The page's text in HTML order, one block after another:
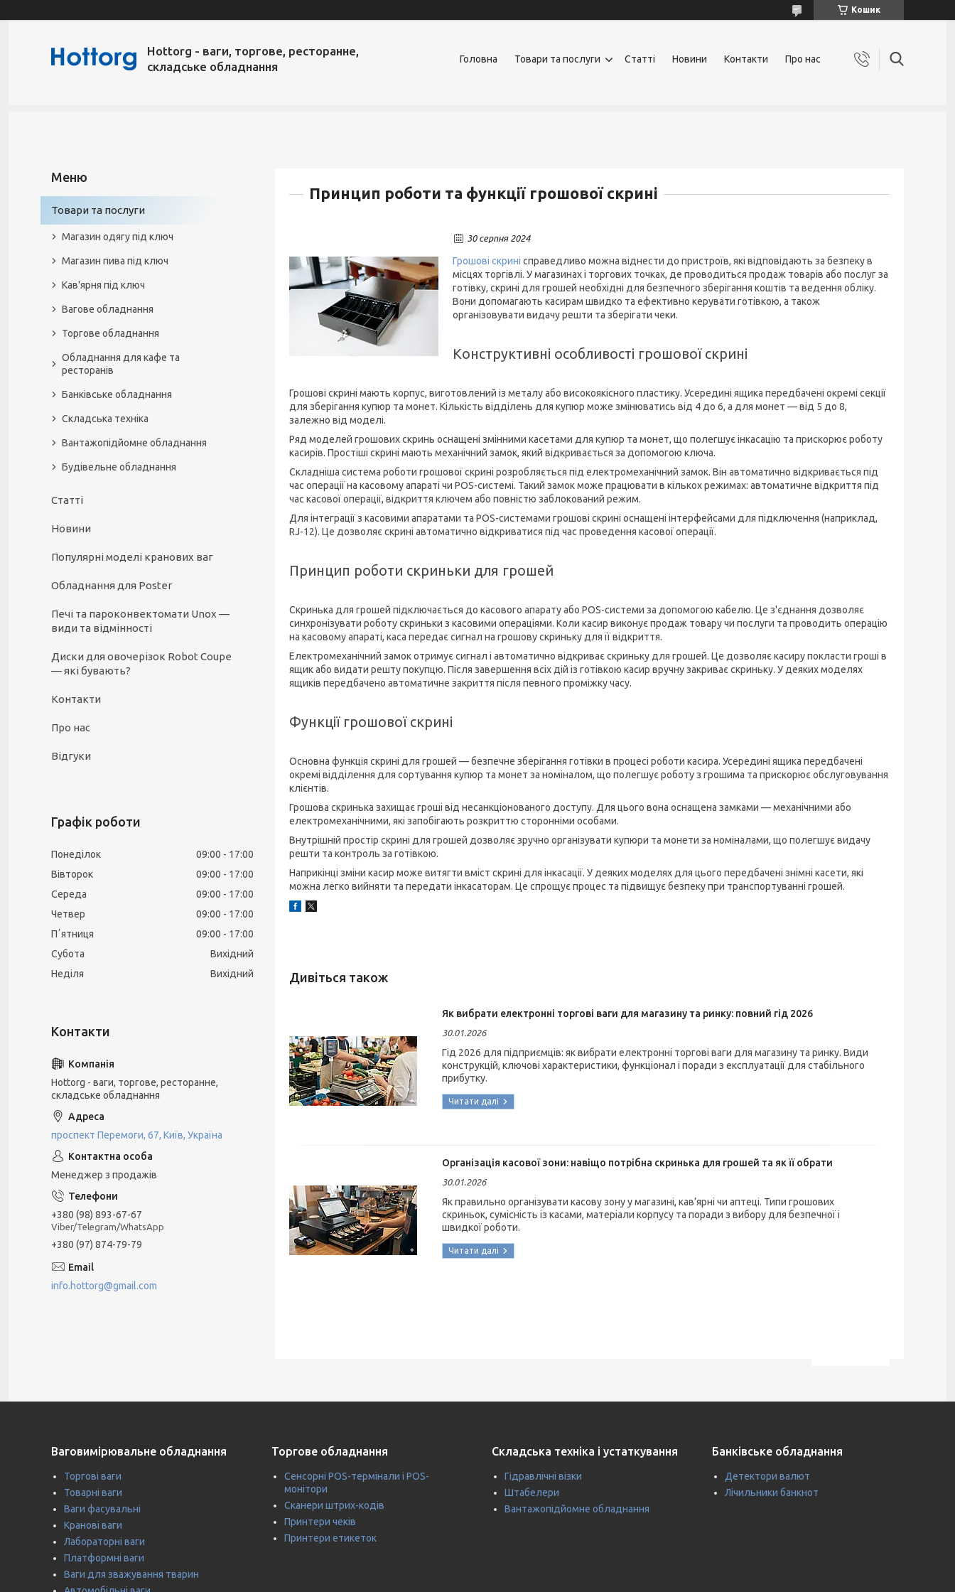
Кошик
Hottorg - ваги, торгове, ресторанне,
складське обладнання
Головна Товари та послуги Статті Новини Контакти Про нас
Принцип роботи та функції грошової скрині
30 серпня 2024
Грошові скрині справедливо можна віднести до пристроїв, які відповідають за безпеку в
місцях торгівлі. У магазинах і торгових точках, де проводиться продаж товарів або послуг за
готівку, скрині для грошей необхідні для безпечного зберігання коштів та ведення обліку.
Вони допомагають касирам швидко та ефективно керувати готівкою, а також
організовувати видачу решти та зберігати чеки.
Конструктивні особливості грошової скрині
Грошові скрині мають корпус, виготовлений із металу або високоякісного пластику. Усередині ящика передбачені окремі секції
для зберігання купюр та монет. Кількість відділень для купюр може змінюватись від 4 до 6, а для монет — від 5 до 8,
залежно від моделі.
Ряд моделей грошових скринь оснащені змінними касетами для купюр та монет, що полегшує інкасацію та прискорює роботу
касирів. Простіші скрині мають механічний замок, який відкривається за допомогою ключа.
Складніша система роботи грошової скрині розробляється під електромеханічний замок. Він автоматично відкривається під
час операції на касовому апараті чи POS-системі. Такий замок може працювати в кількох режимах: автоматичне відкриття під
час касової операції, відкриття ключем або повністю заблокований режим.
Для інтеграції з касовими апаратами та POS-системами грошові скрині оснащені інтерфейсами для підключення (наприклад,
RJ-12). Це дозволяє скрині автоматично відкриватися під час проведення касової операції.
Принцип роботи скриньки для грошей
Скринька для грошей підключається до касового апарату або POS-системи за допомогою кабелю. Це з'єднання дозволяє
синхронізувати роботу скриньки з касовими операціями. Коли касир виконує продаж товару чи послуги та проводить операцію
на касовому апараті, каса передає сигнал на грошову скриньку для її відкриття.
Електромеханічний замок отримує сигнал і автоматично відкриває скриньку для грошей. Це дозволяє касиру покласти гроші в
ящик або видати решту покупцю. Після завершення всіх дій із готівкою касир вручну закриває скриньку. У деяких моделях
ящиків передбачено автоматичне закриття після певного проміжку часу.
Функції грошової скрині
Основна функція скрині для грошей — безпечне зберігання готівки в процесі роботи касира. Усередині ящика передбачені
окремі відділення для сортування купюр та монет за номіналом, що полегшує роботу з грошима та прискорює обслуговування
клієнтів.
Грошова скринька захищає гроші від несанкціонованого доступу. Для цього вона оснащена замками — механічними або
електромеханічними, які запобігають розкриттю сторонніми особами.
Внутрішній простір скрині для грошей дозволяє зручно організувати купюри та монети за номіналами, що полегшує видачу
решти та контроль за готівкою.
Наприкінці зміни касир може витягти вміст скрині для інкасації. У деяких моделях для цього передбачені знімні касети, які
можна легко вийняти та передати інкасаторам. Це спрощує процес та підвищує безпеку при транспортуванні грошей.
Як вибрати електронні торгові ваги для магазину та ринку: повний гід 2026
30.01.2026
Гід 2026 для підприємців: як вибрати електронні торгові ваги для магазину та ринку. Види
конструкцій, ключові характеристики, функціонал і поради з експлуатації для стабільного
прибутку.
Організація касової зони: навіщо потрібна скринька для грошей та як її обрати
30.01.2026
Як правильно організувати касову зону у магазині, кав’ярні чи аптеці. Типи грошових
скриньок, сумісність із касами, матеріали корпусу та поради з вибору для безпечної і
швидкої роботи.
Товари та послуги
Магазин одягу під ключ
Магазин пива під ключ
Кав'ярня під ключ
Вагове обладнання
Торгове обладнання
Обладнання для кафе та
ресторанів
Банківське обладнання
Складська техніка
Вантажопідйомне обладнання
Будівельне обладнання
Статті
Новини
Популярні моделі кранових ваг
Обладнання для Poster
Печі та пароконвектомати Unox —
види та відмінності
Диски для овочерізок Robot Coupe
— які бувають?
Контакти
Про нас
Відгуки
Графік роботи
Понеділок 09:00
17:00
Вівторок
09:00
17:00
Середа
09:00
17:00
Четвер
09:00
17:00
Пʼятниця
09:00
17:00
Субота
Вихідний
Неділя
Вихідний
Hottorg - ваги, торгове, ресторанне,
складське обладнання
проспект Перемоги, 67, Київ, Україна
Менеджер з продажів
+380 (98) 893-67-67
Viber/Telegram/WhatsApp
+380 (97) 874-79-79
info.hottorg@gmail.com
Ваговимірювальне обладнання
Торгові ваги
Товарні ваги
Ваги фасувальні
Кранові ваги
Лабораторні ваги
Платформні ваги
Ваги для зважування тварин
Торгове обладнання
Сенсорні POS-термінали і POS-
монітори
Сканери штрих-кодів
Принтери чеків
Принтери етикеток
Складська техніка і устаткування
Гідравлічні візки
Штабелери
Вантажопідйомне обладнання
Банківське обладнання
Детектори валют
Лічильники банкнот